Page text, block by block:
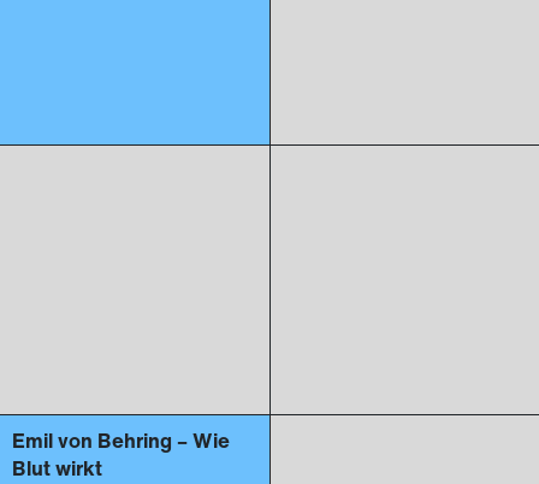
Emil von Behring – Wie
Blut wirkt